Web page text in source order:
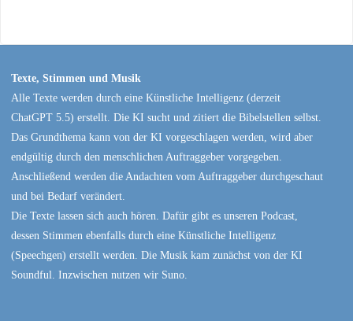
Texte, Stimmen und Musik
Alle Texte werden durch eine Künstliche Intelligenz (derzeit
ChatGPT 5.5) erstellt. Die KI sucht und zitiert die Bibelstellen selbst.
Das Grundthema kann von der KI vorgeschlagen werden, wird aber
endgültig durch den menschlichen Auftraggeber vorgegeben.
Anschließend werden die Andachten vom Auftraggeber durchgeschaut
und bei Bedarf verändert.
Die Texte lassen sich auch hören. Dafür gibt es unseren Podcast,
dessen Stimmen ebenfalls durch eine Künstliche Intelligenz
(Speechgen) erstellt werden. Die Musik kam zunächst von der KI
Soundful. Inzwischen nutzen wir Suno.